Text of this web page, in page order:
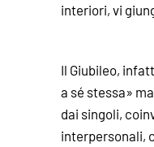
interiori, vi
Il Giubileo,
a sé stessa»
dai singoli,
interpersonali,